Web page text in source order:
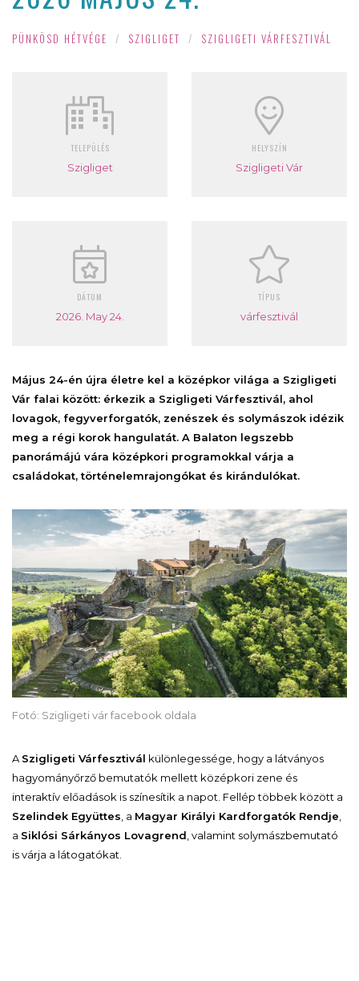
PÜNKÖSD HÉTVÉGE / SZIGLIGET / SZIGLIGETI VÁRFESZTIVÁL
TELEPÜLÉS
Szigliget
HELYSZÍN
Szigligeti Vár
DÁTUM
2026. May 24.
TÍPUS
várfesztivál
Május 24-én újra életre kel a középkor világa a Szigligeti
Vár falai között: érkezik a Szigligeti Várfesztivál, ahol
lovagok, fegyverforgatók, zenészek és solymászok idézik
meg a régi korok hangulatát. A Balaton legszebb
panorámájú vára középkori programokkal várja a
családokat, történelemrajongókat és kirándulókat.
Fotó: Szigligeti vár facebook oldala
A Szigligeti Várfesztivál különlegessége, hogy a látványos
hagyományőrző bemutatók mellett középkori zene és
interaktív előadások is színesítik a napot. Fellép többek között a
Szelindek Együttes , a Magyar Királyi Kardforgatók Rendje
a Siklósi Sárkányos Lovagrend , valamint solymászbemutató
is várja a látogatókat.